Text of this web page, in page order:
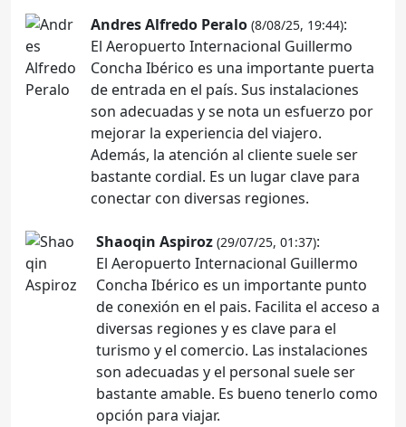
Andres Alfredo Peralo (8/08/25, 19:44):
El Aeropuerto Internacional Guillermo
Concha Ibérico es una importante puerta
de entrada en el país. Sus instalaciones
son adecuadas y se nota un esfuerzo por
mejorar la experiencia del viajero.
Además, la atención al cliente suele ser
bastante cordial. Es un lugar clave para
conectar con diversas regiones.
Shaoqin Aspiroz (29/07/25, 01:37):
El Aeropuerto Internacional Guillermo
Concha Ibérico es un importante punto
de conexión en el pais. Facilita el acceso a
diversas regiones y es clave para el
turismo y el comercio. Las instalaciones
son adecuadas y el personal suele ser
bastante amable. Es bueno tenerlo como
opción para viajar.